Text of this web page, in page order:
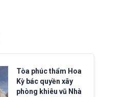
Tòa phúc thẩm Hoa
Kỳ bác quyền xây
phòng khiêu vũ Nhà